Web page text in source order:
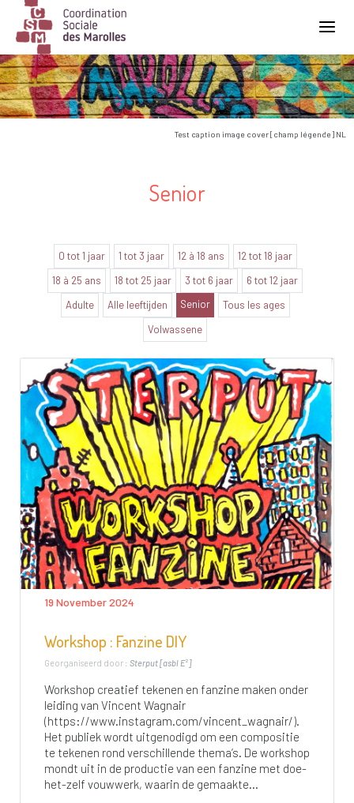
Main Navigation
Test caption image cover [champ légende] NL
Senior
0 tot 1 jaar 1 tot 3 jaar 12 à 18 ans
12 tot 18 jaar
18 à 25 ans
18 tot 25 jaar 3 tot 6 jaar
6 tot 12 jaar
Adulte
Alle leeftijden Senior
Tous les ages
Volwassene
19 November 2024
Workshop : Fanzine DIY
Georganiseerd door : Sterput [asbl E²]
Workshop creatief tekenen en fanzine maken onder
leiding van Vincent Wagnair
(https://www.instagram.com/vincent_wagnair/).
Het publiek wordt uitgenodigd om een compositie
te tekenen rond verschillende thema’s. De workshop
mondt uit in de productie van een fanzine met doe-
het-zelf vouwwerk, waarin de gemaakte...